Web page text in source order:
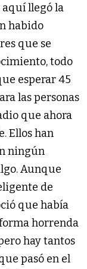
llegó la
habido
que se
todo
esperar 45
las personas
que ahora
Ellos han
ningún
Aunque
de
que había
horrenda
hay tantos
pasó en el